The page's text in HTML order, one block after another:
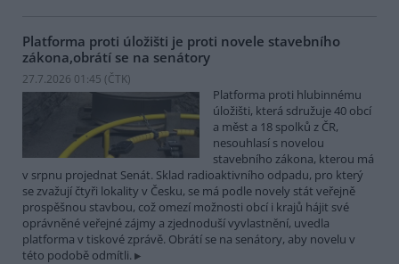
Platforma proti úložišti je proti novele stavebního
zákona,obrátí se na senátory
27.7.2026 01:45 (ČTK)
Platforma proti hlubinnému
úložišti, která sdružuje 40 obcí
a měst a 18 spolků z ČR,
nesouhlasí s novelou
stavebního zákona, kterou má
v srpnu projednat Senát. Sklad radioaktivního odpadu, pro který
se zvažují čtyři lokality v Česku, se má podle novely stát veřejně
prospěšnou stavbou, což omezí možnosti obcí i krajů hájit své
oprávněné veřejné zájmy a zjednoduší vyvlastnění, uvedla
platforma v tiskové zprávě. Obrátí se na senátory, aby novelu v
této podobě odmítli.